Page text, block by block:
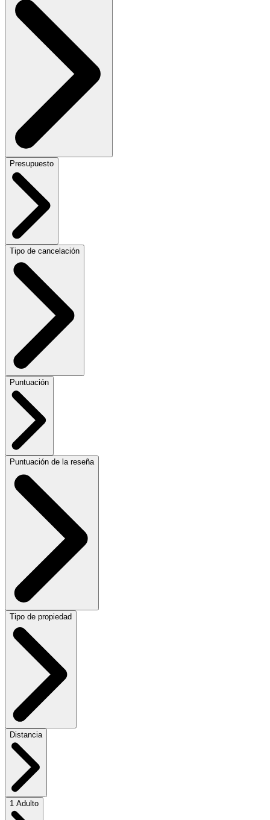
Presupuesto
Tipo de cancelación
Puntuación
Puntuación de la reseña
Tipo de propiedad
Distancia
1 Adulto